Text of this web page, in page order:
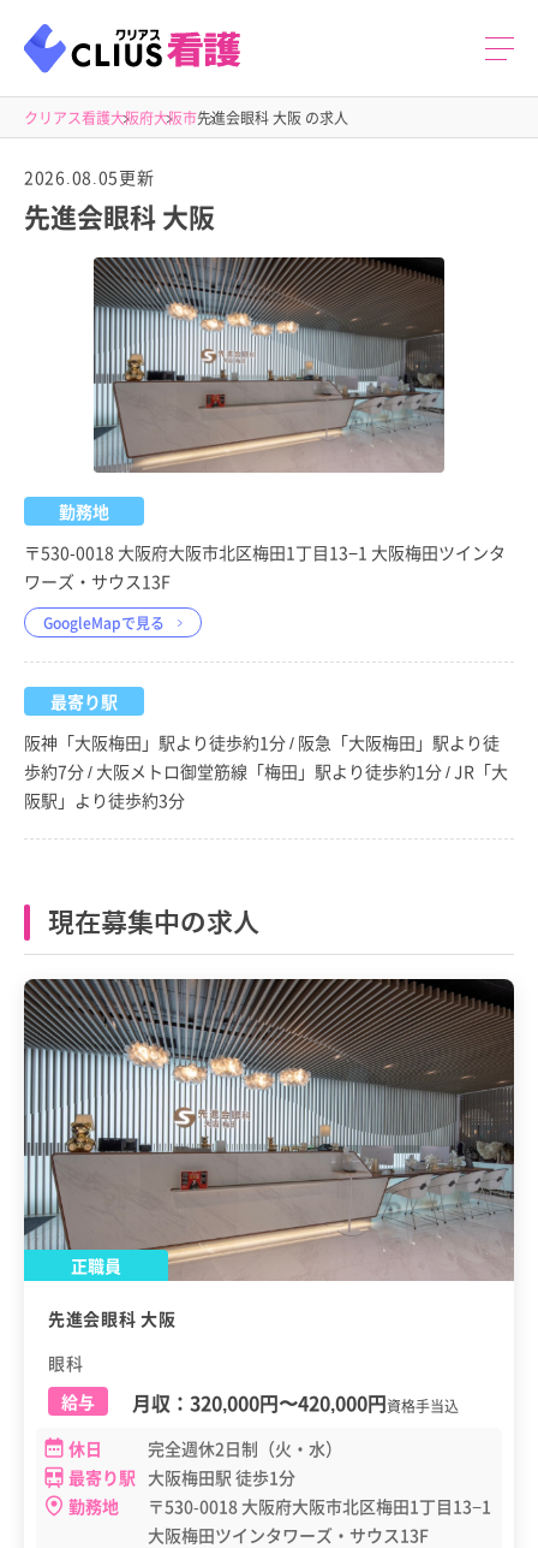
クリアス看護大阪府大阪市先進会眼科 大阪 の求人
2026.08.05更新
先進会眼科 大阪
勤務地
〒530-0018 大阪府大阪市北区梅田1丁目13−1 大阪梅田ツインタ
ワーズ・サウス13F
GoogleMapで見る
最寄り駅
阪神「大阪梅田」駅より徒歩約1分 / 阪急「大阪梅田」駅より徒
歩約7分 / 大阪メトロ御堂筋線「梅田」駅より徒歩約1分 / JR「大
阪駅」より徒歩約3分
現在募集中の求人
正職員
先進会眼科 大阪
眼科
給与
月収： 320,000円〜420,000円資格手当込
休日
完全週休2日制（火・水）
最寄り駅 大阪梅田駅 徒歩1分
勤務地
〒530-0018 大阪府大阪市北区梅田1丁目13−1
大阪梅田ツインタワーズ・サウス13F